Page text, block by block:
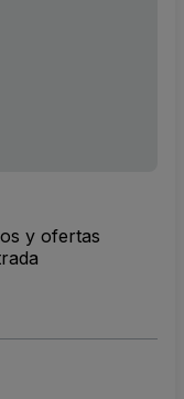
y ofertas